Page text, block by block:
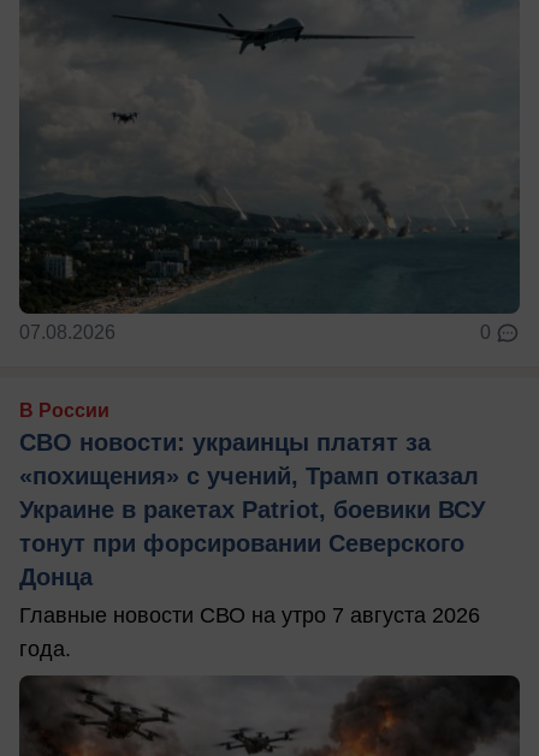
07.08.2026 0
В России
СВО новости: украинцы платят за
«похищения» с учений, Трамп отказал
Украине в ракетах Patriot, боевики ВСУ
тонут при форсировании Северского
Донца
Главные новости СВО на утро 7 августа 2026
года.